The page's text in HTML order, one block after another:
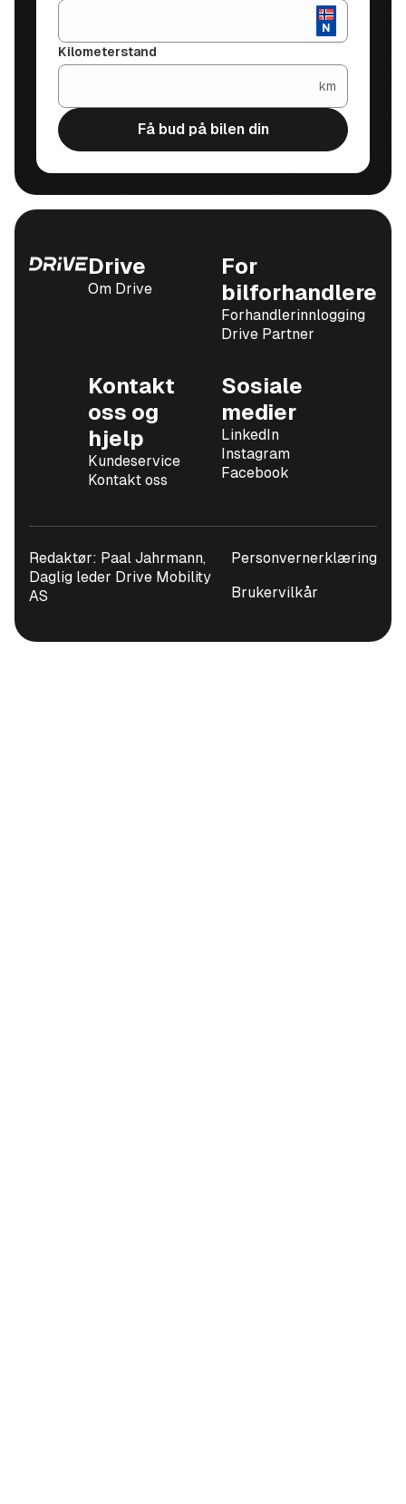
Kilometerstand
km
Få bud på bilen din
Drive
Om Drive
For
bilforhandlere
Forhandlerinnlogging
Drive Partner
Kontakt
oss og
hjelp
Kundeservice
Kontakt oss
Sosiale
medier
LinkedIn
Instagram
Facebook
Redaktør: Paal Jahrmann,
Daglig leder Drive Mobility
AS
Personvernerklæring
Brukervilkår